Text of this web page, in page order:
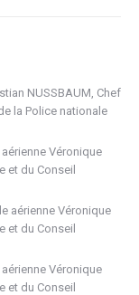
NUSSBAUM, Chef
la Police nationale
Véronique
et du Conseil
aérienne Véronique
et du Conseil
Véronique
et du Conseil